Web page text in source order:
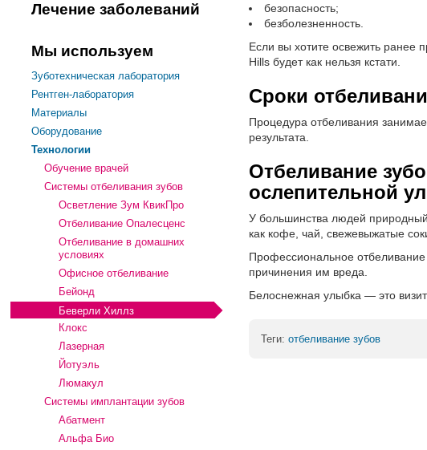
Лечение заболеваний
Мы используем
Зуботехническая лаборатория
Рентген-лаборатория
Материалы
Оборудование
Технологии
Обучение врачей
Системы отбеливания зубов
Осветление Зум КвикПро
Отбеливание Опалесценс
Отбеливание в домашних
условиях
Офисное отбеливание
Бейонд
Беверли Хиллз
Клокс
Лазерная
Йотуэль
Люмакул
Системы имплантации зубов
Абатмент
Альфа Био
безопасность;
безболезненность.
Если вы хотите освежить ранее
Hills будет как нельзя кстати.
Сроки
Процедура отбеливания
результата.
Отбеливание
ослепительной
У большинства людей
как кофе, чай, свежевыжатые
Профессиональное
причинения им вреда.
Белоснежная улыбка — это
Теги: отбеливание зубов